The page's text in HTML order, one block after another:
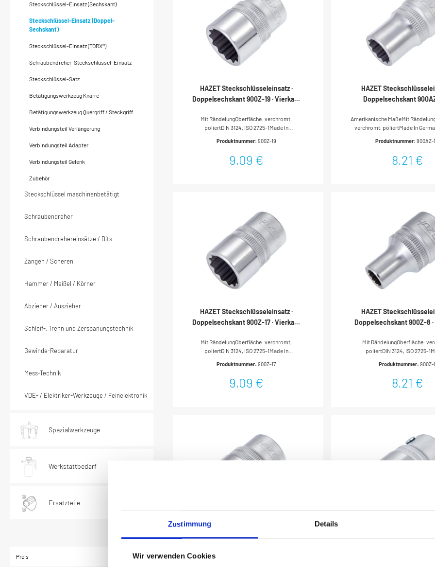
Zustimmung Details
Wir verwenden Cookies
Steckschlüssel-Einsatz (Sechskant)
Steckschlüssel-Einsatz (Doppel-
Sechskant)
Steckschlüssel-Einsatz (TORX®)
Schraubendreher-Steckschlüssel-Einsatz
Steckschlüssel-Satz
Betätigungswerkzeug Knarre
Betätigungswerkzeug Quergriff / Steckgriff
Verbindungsteil Verlängerung
Verbindungsteil Adapter
Verbindungsteil Gelenk
Zubehör
Steckschlüssel maschinenbetätigt
Schraubendreher
Schraubendrehereinsätze / Bits
Zangen / Scheren
Hammer / Meißel / Körner
Abzieher / Auszieher
Schleif-, Trenn und Zerspanungstechnik
Gewinde-Reparatur
Mess-Technik
VDE- / Elektriker-Werkzeuge / Feinelektronik
Spezialwerkzeuge
Werkstattbedarf
Ersatzteile
Preis
HAZET Steckschlüsseleinsatz ·
Doppelsechskant 900Z-19 · Vierkant
Doppel-Sechskant-Tractionsprofil · 19
mm
Mit RändelungOberfläche: verchromt,
poliertDIN 3124, ISO 2725-1Made In
Zoll)Abtrieb: Außen-Doppel-Sechskant-
mmAbmessungen / Länge: 38
Produktnummer: 900Z-19
9,09 €
HAZET
Doppelsechskant
Außen Doppel-
Tractionsprofil · 1/
Amerikanische MaßeMit
verchromt, poliertMade In
Doppel-Sechskant-
Abmessungen / Länge: 38
Produktnummer: 900AZ-
8,21 €
HAZET Steckschlüsseleinsatz ·
Doppelsechskant 900Z-17 · Vierkant
Doppel-Sechskant-Tractionsprofil · 17
mm
Mit RändelungOberfläche: verchromt,
poliertDIN 3124, ISO 2725-1Made In
Zoll)Abtrieb: Außen-Doppel-Sechskant-
mmAbmessungen / Länge: 38
Produktnummer:900Z-17
9,09 €
HAZET
Doppelsechskant 900Z-8
Doppel-Sechskant-
mm
Mit RändelungOberfläche:
poliertDIN 3124, ISO 2725-
Zoll)Abtrieb: Außen-Doppel-
mmAbmessungen / Länge:
Produktnummer:900Z-
8,21 €
hohl 12,5 mm (1/2 Zoll) · Außen